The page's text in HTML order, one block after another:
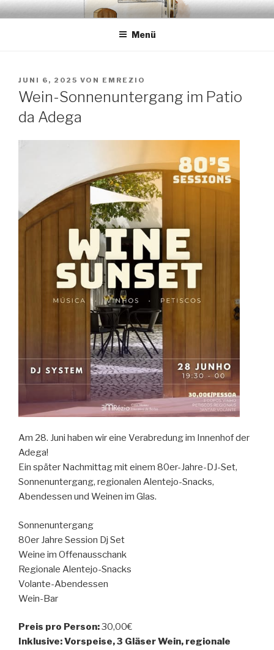
Zum
InhaltEMRÉZIO
Casa Museu Interativa de Borba
Menü
VERÖFFENTLICHT
AM
JUNI 6, 2025 VON EMREZIO
Wein-Sonnenuntergang im Patio
da Adega
Am 28. Juni haben wir eine Verabredung im Innenhof der
Adega!
Ein später Nachmittag mit einem 80er-Jahre-DJ-Set,
Sonnenuntergang, regionalen Alentejo-Snacks,
Abendessen und Weinen im Glas.
Sonnenuntergang
80er Jahre Session Dj Set
Weine im Offenausschank
Regionale Alentejo-Snacks
Volante-Abendessen
Wein-Bar
Preis pro Person:30,00€
Inklusive: Vorspeise, 3 Gläser Wein, regionale